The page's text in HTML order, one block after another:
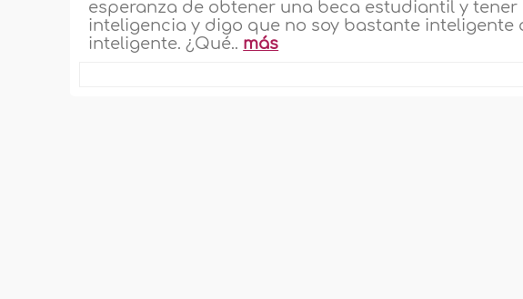
esperanza de obtener una beca estudiantil y tener
inteligencia y digo que no soy bastante inteligente
inteligente. ¿Qué.. más